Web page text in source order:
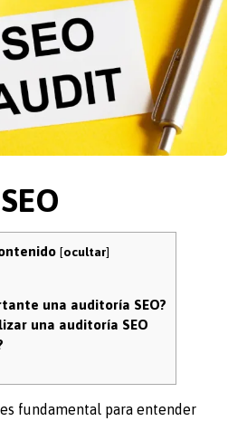
[ocultar]
una auditoría SEO?
una auditoría SEO
fundamental para entender